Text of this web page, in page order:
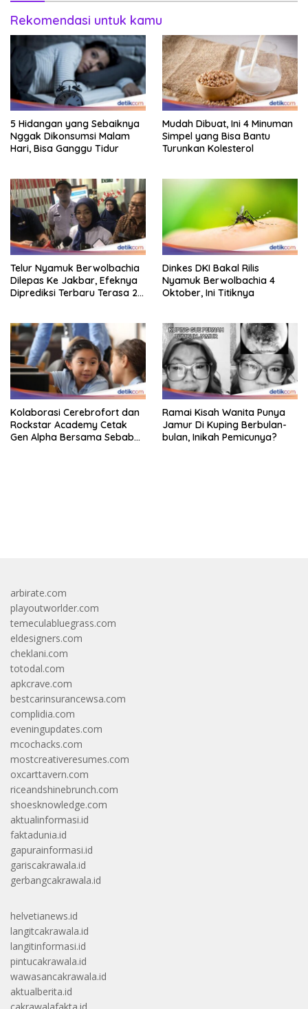
Rekomendasi untuk kamu
5 Hidangan yang Sebaiknya
Nggak Dikonsumsi Malam
Hari, Bisa Ganggu Tidur
Mudah Dibuat, Ini 4 Minuman
Simpel yang Bisa Bantu
Turunkan Kolesterol
Telur Nyamuk Berwolbachia
Dilepas Ke Jakbar, Efeknya
Diprediksi Terbaru Terasa 2
Dinkes DKI Bakal Rilis
Nyamuk Berwolbachia 4
Oktober, Ini Titiknya
Kolaborasi Cerebrofort dan
Rockstar Academy Cetak
Gen Alpha Bersama Sebab
Ramai Kisah Wanita Punya
Jamur Di Kuping Berbulan-
bulan, Inikah Pemicunya?
arbirate.com
playoutworlder.com
temeculabluegrass.com
eldesigners.com
cheklani.com
totodal.com
apkcrave.com
bestcarinsurancewsa.com
complidia.com
eveningupdates.com
mcochacks.com
mostcreativeresumes.com
oxcarttavern.com
riceandshinebrunch.com
shoesknowledge.com
aktualinformasi.id
faktadunia.id
gapurainformasi.id
gariscakrawala.id
gerbangcakrawala.id
helvetianews.id
langitcakrawala.id
langitinformasi.id
pintucakrawala.id
wawasancakrawala.id
aktualberita.id